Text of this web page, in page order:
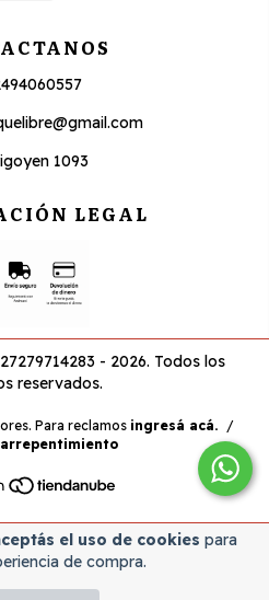
el uso de cookies para
de compra.
1093
LEGAL
- 2026. Todos los
reservados.
Para reclamos ingresá acá. /